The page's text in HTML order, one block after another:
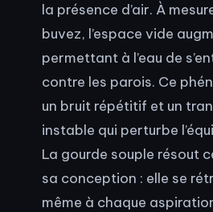
la présence d’air. À
buvez, l’espace vide
permettant à l’eau de
contre les parois. Ce
un bruit répétitif et un
instable qui perturbe
La gourde souple résout
sa conception : elle se
même à chaque